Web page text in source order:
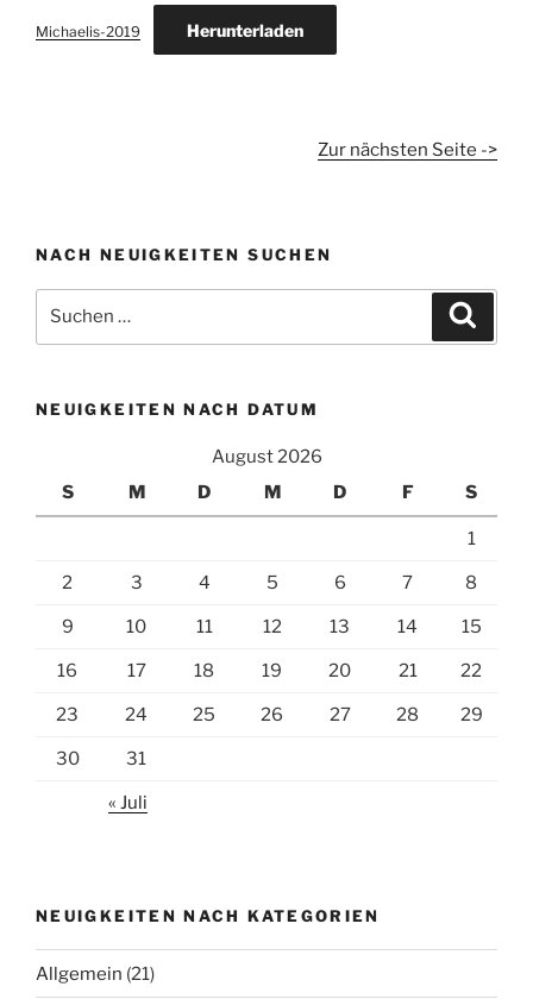
Michaelis-2019 Herunterladen
Zur nächsten Seite ->
NACH NEUIGKEITEN SUCHEN
nach:
NEUIGKEITEN NACH DATUM
August 2026
S
M D M D F S
1
2 3 4 5 6 7 8
9 10 11 12 13 14 15
16 17 18 19 20 21 22
23 24 25 26 27 28 29
30 31
« Juli
NEUIGKEITEN NACH KATEGORIEN
Allgemein (21)